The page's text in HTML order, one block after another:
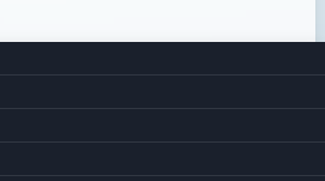
RYUKI
(橘金)